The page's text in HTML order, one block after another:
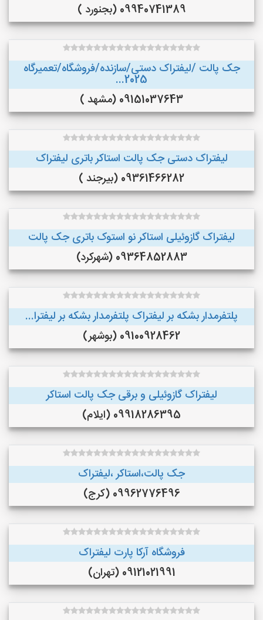
09940741389 (بجنورد )
جک پالت /لیفتراک دستی/سازنده/فروشگاه/تعمیرگاه
2025...
09151037643 (مشهد )
لیفتراک دستی جک پالت استاکر باتری لیفتراک
09361466282 (بیرجند )
لیفتراک گازوئیلی استاکر نو استوک باتری جک پالت
09364852883 (شهرکرد)
پلتفرمدار بشکه بر لیفتراک پلتفرمدار بشکه بر لیفترا...
09100928462 (بوشهر)
لیفتراک گازوئیلی و برقی جک پالت استاکر
09918286395 (ایلام)
جک پالت،استاکر ،لیفتراک
09962776496 (کرج)
فروشگاه آرکا پارت لیفتراک
09121021991 (تهران)